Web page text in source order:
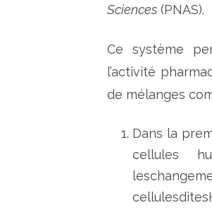
Sciences (PNAS).
Ce système
l’activité
de mélanges
Dans la
cellules